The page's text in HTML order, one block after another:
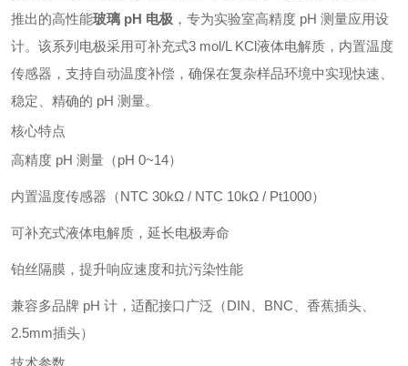
推出的高性能玻璃 pH 电极 ，专为实验室高精度 pH 测量应用设
计。该系列电极采用可补充式3 mol/L KCl液体电解质，内置温度
传感器，支持自动温度补偿，确保在复杂样品环境中实现快速、
稳定、精确的 pH 测量。
核心特点
高精度 pH 测量（pH 0~14）
内置温度传感器（NTC 30kΩ / NTC 10kΩ / Pt1000）
可补充式液体电解质，延长电极寿命
铂丝隔膜，提升响应速度和抗污染性能
兼容多品牌 pH 计，适配接口广泛（DIN、BNC、香蕉插头、
2.5mm插头）
技术参数